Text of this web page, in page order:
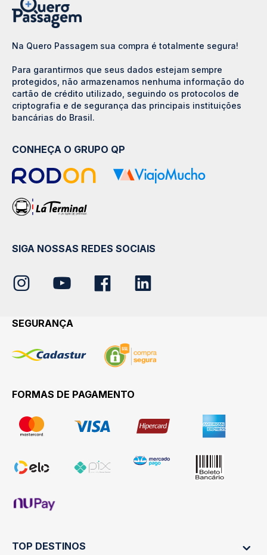
Na Quero Passagem sua compra é totalmente segura!
Para garantirmos que seus dados estejam sempre
protegidos, não armazenamos nenhuma informação do
cartão de crédito utilizado, seguindo os protocolos de
criptografia e de segurança das principais instituições
bancárias do Brasil.
CONHEÇA O GRUPO QP
SIGA NOSSAS REDES SOCIAIS
SEGURANÇA
FORMAS DE PAGAMENTO
TOP DESTINOS